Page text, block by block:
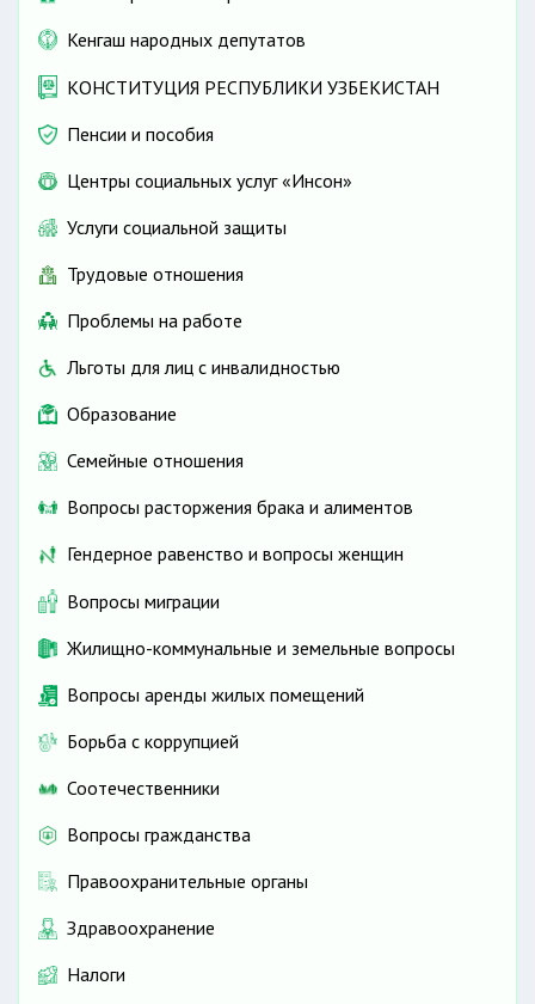
Кенгаш народных депутатов
КОНСТИТУЦИЯ РЕСПУБЛИКИ УЗБЕКИСТАН
Пенсии и пособия
Центры социальных услуг «Инсон»
Услуги социальной защиты
Трудовые отношения
Проблемы на работе
Льготы для лиц с инвалидностью
Образование
Семейные отношения
Вопросы расторжения брака и алиментов
Гендерное равенство и вопросы женщин
Вопросы миграции
Жилищно-коммунальные и земельные вопросы
Вопросы аренды жилых помещений
Борьба с коррупцией
Соотечественники
Вопросы гражданства
Правоохранительные органы
Здравоохранение
Налоги